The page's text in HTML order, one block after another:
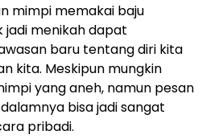
mimpi memakai baju
menikah dapat
baru tentang diri kita
kita. Meskipun mungkin
yang aneh, namun pesan
bisa jadi sangat
pribadi.